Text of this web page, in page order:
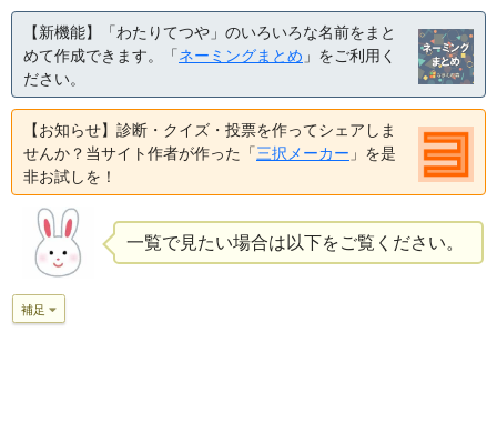
【新機能】「わたりてつや」のいろいろな名前をまと
めて作成できます。「ネーミングまとめ 」をご利用く
ださい。
【お知らせ】診断・クイズ・投票を作ってシェアしま
せんか？当サイト作者が作った「三択メーカー 」を是
非お試しを！
一覧で見たい場合は以下をご覧ください。
補足